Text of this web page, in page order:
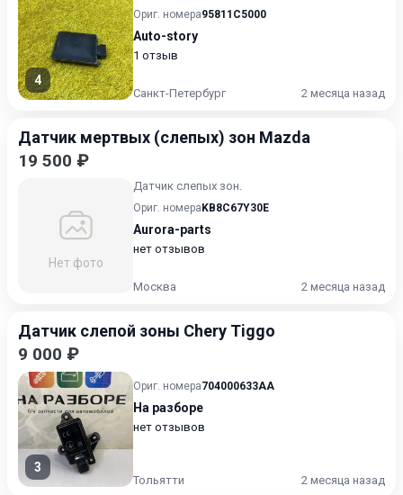
4
Ориг. номера95811C5000
Auto-story
1 отзыв
Санкт-Петербург 2 месяца назад
Датчик мертвых (слепых) зон Mazda
19 500 ₽
Нет фото
Датчик слепых зон.
Ориг. номера KB8C67Y30E
Aurora-parts
нет отзывов
Москва 2 месяца назад
Датчик слепой зоны Chery Tiggo
9 000 ₽
3
Ориг. номера704000633AA
На разборе
нет отзывов
Тольятти 2 месяца назад